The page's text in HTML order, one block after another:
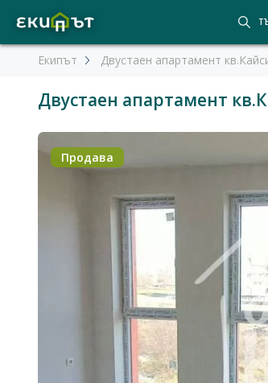
Екипът Двустаен апартамент
Двустаен апартамент
Продава